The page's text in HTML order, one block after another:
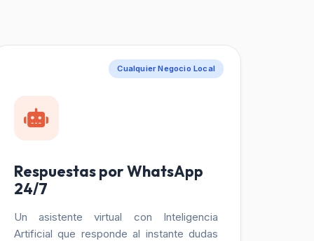
Cualquier Negocio Local
Respuestas por WhatsApp
24/7
Un asistente virtual con Inteligencia
Artificial que responde al instante dudas